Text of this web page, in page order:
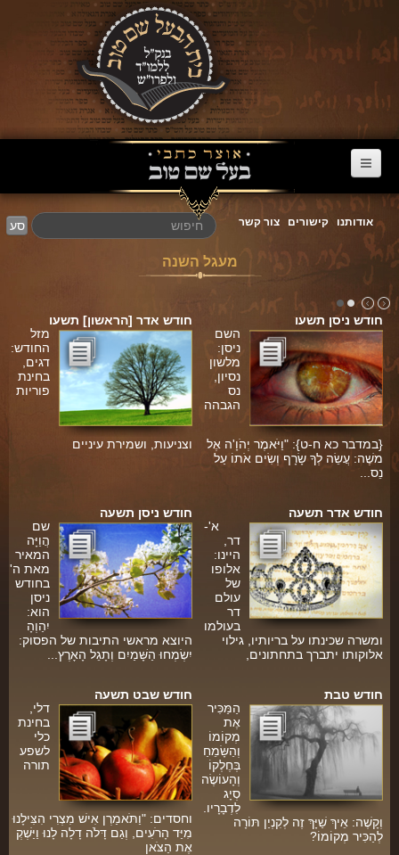
דף הבית
ערוץ הבעל שם טוב
הרב דניאל סטבסקי
אגרת הגאולה
פרשת השבוע
מעגל השנה
פינת הלכה
ספירת העומר
גבורה
תפארת
נצח
יסוד
סיפורי הבעל שם טוב
הרב שמואל אליהו
הרב מיכי יוספי
ארכיון
תרומות
סע אודותנו קישורים צור קשר
מעגל השנה
חודש אדר [הראשון] תשעו
מזל
החודש:
דגים,
בחינת
פוריות
וצניעות, ושמירת עיניים
חודש ניסן תשעו
השם
ניסן:
מלשון
נסיון,
נס
הגבהה
{במדבר כא ח-ט}: "וַיֹּאמֶר יְהֹוָ'ה אֶל
משֶׁה: עֲשֵׂה לְךָ שָׂרָף וְשִׂים אֹתוֹ עַל
נֵס...
חודש ניסן תשעה
שם
הֲוַיָּה
המאיר
מאת ה'
בחודש
ניסן
הוא:
יִהַוְהָ
היוצא מראשי התיבות של הפסוק:
יִשְׂמְחוּ הַשָּׁמַיִם וְתָגֵל הָאָרֶץ...
חודש אדר תשעה
א'-
דר,
היינו:
אלופו
של
עולם
דר
בעולמו
ומשרה שכינתו על בריותיו, גילוי
אלוקותו יתברך בתחתונים,
חודש שבט תשעה
דלי,
בחינת
כלי
לשפע
תורה
וחסדים: "וַתֹּאמַרְן אִישׁ מִצְרִי הִצִּילָנוּ
מִיַּד הָרֹעִים, וְגַם דָּלֹה דָלָה לָנוּ וַיַּשְׁקְ
אֶת הַצֹּאן
חודש טבת
הַמַּכִּיר
אֶת
מְקוֹמוֹ
וְהַשָּׂמֵחַ
בְּחֶלְקוֹ
וְהָעוֹשֶׂה
סְיָג
לִדְבָרָיו.
וְקָשֶׁה: אֵיךְ שַׁיָּךְ זֶה לְקִנְיַן תּוֹרָה
לְהַכִּיר מְקוֹמוֹ?